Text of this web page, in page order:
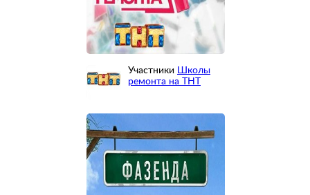
Участники Школы
ремонта на ТНТ